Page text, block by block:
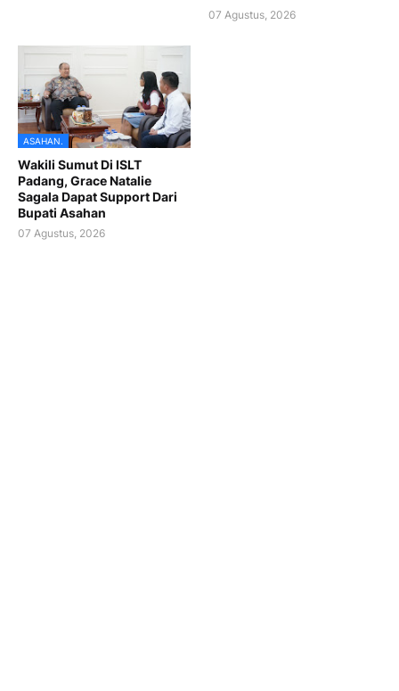
07 Agustus, 2026
ASAHAN.
Wakili Sumut Di ISLT
Padang, Grace Natalie
Sagala Dapat Support Dari
Bupati Asahan
07 Agustus, 2026